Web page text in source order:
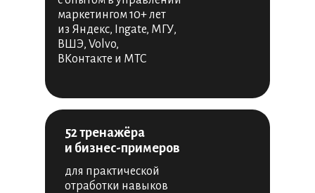
52 тренажёра
и бизнес-примеров
для практической
отработки навыков
маркетингом 10+ лет
из Яндекс, Ingate, МГУ,
ВШЭ, Volvo,
ВКонтакте и МТС